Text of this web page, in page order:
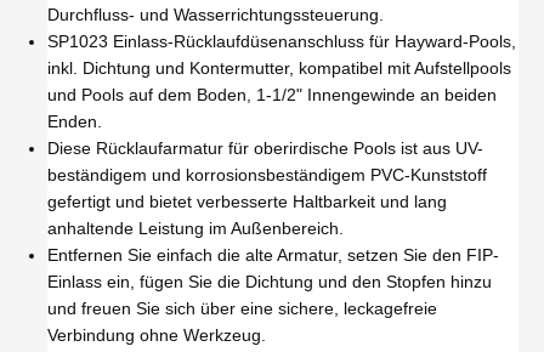
Durchfluss- und Wasserrichtungssteuerung.
SP1023 Einlass-Rücklaufdüsenanschluss für Hayward-Pools,
inkl. Dichtung und Kontermutter, kompatibel mit Aufstellpools
und Pools auf dem Boden, 1-1/2" Innengewinde an beiden
Enden.
Diese Rücklaufarmatur für oberirdische Pools ist aus UV-
beständigem und korrosionsbeständigem PVC-Kunststoff
gefertigt und bietet verbesserte Haltbarkeit und lang
anhaltende Leistung im Außenbereich.
Entfernen Sie einfach die alte Armatur, setzen Sie den FIP-
Einlass ein, fügen Sie die Dichtung und den Stopfen hinzu
und freuen Sie sich über eine sichere, leckagefreie
Verbindung ohne Werkzeug.